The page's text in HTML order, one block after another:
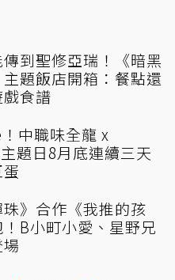
到聖修亞瑞！《暗黑
題飯店開箱：餐點還
食譜
中職味全龍 x
題日8月底連續三天
珠》合作《我推的孩
B小町小愛、星野兄